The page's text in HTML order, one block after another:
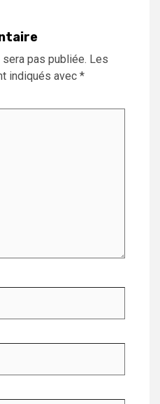
pas publiée. Les
indiqués avec *